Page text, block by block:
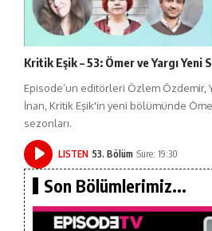
Kritik Eşik – 53: Ömer ve Yargı Yeni
Episode’un editörleri Özlem Özdemir,
İnan, Kritik Eşik'in yeni bölümünde
sezonları.
LISTEN 53. Bölüm Süre: 19:30
Son Bölümlerimiz...